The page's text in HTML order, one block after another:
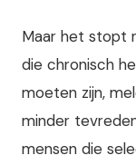
Maar het stopt
die chronisch
moeten zijn,
minder
mensen die